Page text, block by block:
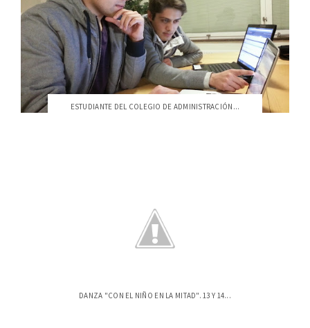
ESTUDIANTE DEL COLEGIO DE ADMINISTRACIÓN...
DANZA "CON EL NIÑO EN LA MITAD". 13 Y 14...